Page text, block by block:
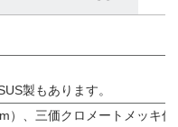
製もあります。
）、三価クロメートメッキ仕